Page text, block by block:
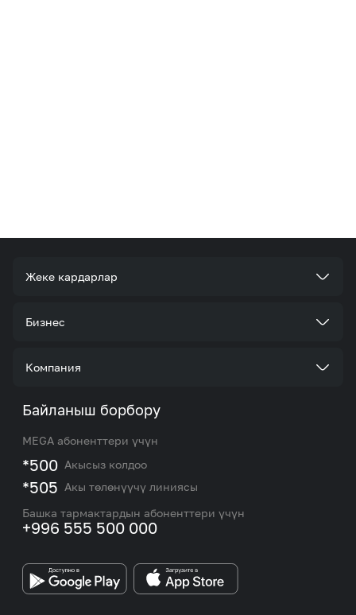
Жеке кардарлар
Тарифтер
Роуминг жана эл аралык чалуулар
eSIM
Номерди тандоо
Бизнес
Корпоративдик кардар болуңуз
M2M
Корпоративдик жана VIP кардарлар менен иштөө
боюнча бөлүмдүн кызматкерлеринин байланыш
маалыматтары.
Компания
Биз жөнүндө
Жаңылыктар
Тармакты камтуу картасы жана тейлөө борборлору
MEGAда иште
MEGA бренди
Байланыш борбору
MEGA абоненттери үчүн
*500 Акысыз колдоо
*505 Акы төлөнүүчү линиясы
Башка тармактардын абоненттери үчүн
+996 555 500 000